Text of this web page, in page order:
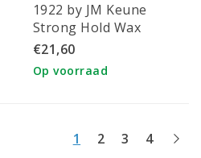
1922 by JM Keune
Strong Hold Wax
€21,60
Op voorraad
1 2 3
4